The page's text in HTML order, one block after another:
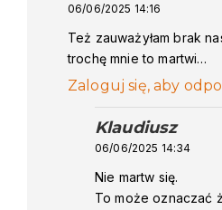
06/06/2025 14:16
Też zauważyłam brak
trochę mnie to martwi…
Zaloguj się, aby
Klaudiuszsays:
06/06/2025 14:34
Nie martw się.
To może oznaczać